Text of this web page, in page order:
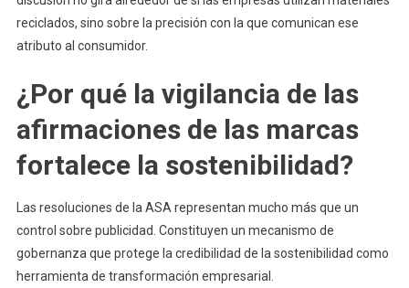
reciclados, sino sobre la precisión con la que comunican ese
atributo al consumidor.
¿Por qué la vigilancia de las
afirmaciones de las marcas
fortalece la sostenibilidad?
Las resoluciones de la ASA representan mucho más que un
control sobre publicidad. Constituyen un mecanismo de
gobernanza que protege la credibilidad de la sostenibilidad como
herramienta de transformación empresarial.